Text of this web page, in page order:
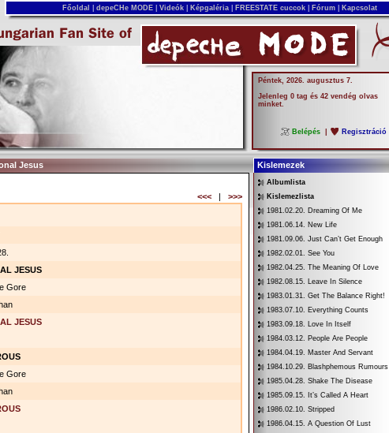
Főoldal depeCHe MODE Videók Képgaléria FREESTATE cuccok Fórum Kapcsolat
Péntek, 2026. augusztus 7.
Jelenleg 0 tag és 42 vendég olvas
minket.
Belépés Regisztráció
Jesus Kislemezek
<<< | >>>
JESUS
Gore
JESUS
Gore
Albumlista
Kislemezlista
1981.02.20. Dreaming Of Me
1981.06.14. New Life
1981.09.06. Just Can’t Get Enough
1982.02.01. See You
1982.04.25. The Meaning Of Love
1982.08.15. Leave In Silence
1983.01.31. Get The Balance Right!
1983.07.10. Everything Counts
1983.09.18. Love In Itself
1984.03.12. People Are People
1984.04.19. Master And Servant
1984.10.29. Blashphemous Rumours
1985.04.28. Shake The Disease
1985.09.15. It’s Called A Heart
1986.02.10. Stripped
1986.04.15. A Question Of Lust